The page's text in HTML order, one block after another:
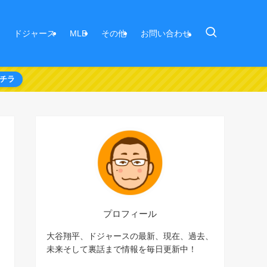
ドジャース MLB その他 お問い合わせ
ラ
プロフィール
大谷翔平、ドジャースの最新、現在、過去、
未来そして裏話まで情報を毎日更新中！